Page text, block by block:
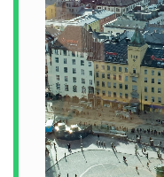
Modernisering
landelijke uitvoering
meer
holistische benadering
Volgens de SDG-index
voor doelen 1 (geen
welzijn), 5
energie), 10
(partnerschappen voor